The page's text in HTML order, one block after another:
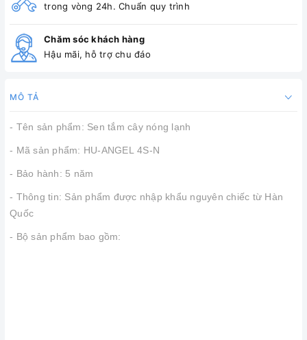
trong vòng 24h. Chuẩn quy trình
Chăm sóc khách hàng
Hậu mãi, hỗ trợ chu đáo
MÔ TẢ
- Tên sản phẩm: Sen tắm cây nóng lạnh
- Mã sản phẩm: HU-ANGEL 4S-N
- Bảo hành: 5 năm
- Thông tin: Sản phẩm được nhập khẩu nguyên chiếc từ Hàn
Quốc
- Bộ sản phẩm bao gồm: